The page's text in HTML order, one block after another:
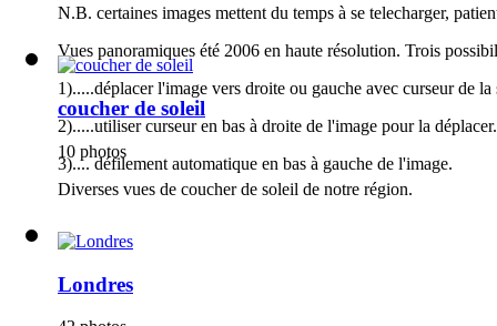
N.B. certaines images mettent du temps à se telecharger,
Vues panoramiques été 2006 en haute résolution. Trois
1).....déplacer l'image vers droite ou gauche avec curseur de
2).....utiliser curseur en bas à droite de l'image pour la déplacer.
3).... défilement automatique en bas à gauche de l'image.
coucher de soleil
10 photos
Diverses vues de coucher de soleil de notre région.
Londres